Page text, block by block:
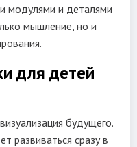
модулями и деталями
мышление, но и
для детей
будущего.
развиваться сразу в